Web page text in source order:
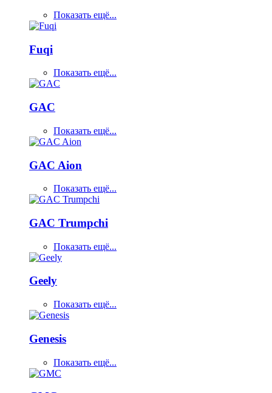
Показать ещё...
Fuqi
Показать ещё...
GAC
Показать ещё...
GAC Aion
Показать ещё...
GAC Trumpchi
Показать ещё...
Geely
Показать ещё...
Genesis
Показать ещё...